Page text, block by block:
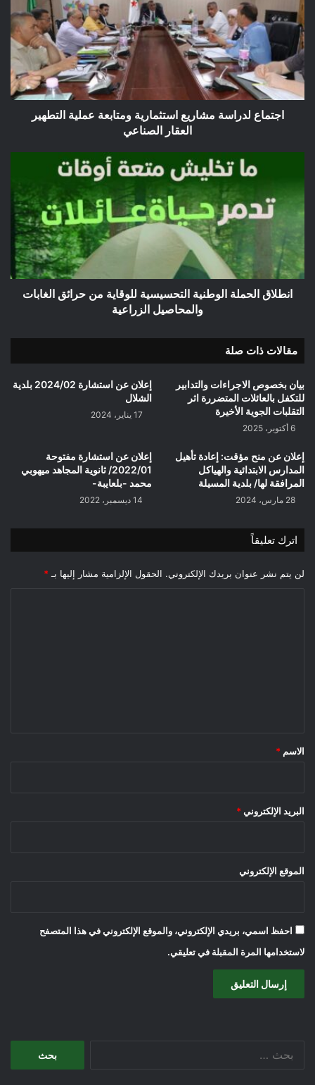
مشاريع
استثمارية
ومتابعة
عملية
التطهير
العقار
الصناعي
اجتماع لدراسة مشاريع استثمارية ومتابعة عملية التطهير
العقار الصناعي
التحسيسية
للوقاية
حرائق
الغابات
والمحاصيل
الزراعية
انطلاق الحملة الوطنية التحسيسية للوقاية من حرائق الغابات
والمحاصيل الزراعية
مقالات ذات صلة
بيان بخصوص الاجراءات والتدابير
للتكفل بالعائلات المتضررة اثر
التقلبات الجوية الأخيرة
6 أكتوبر، 2025
إعلان عن استشارة 2024/02 بلدية
الشلال
17 يناير، 2024
إعلان عن منح مؤقت: إعادة تأهيل
المدارس الابتدائية والهياكل
المرافقة لها/ بلدية المسيلة
28 مارس، 2024
إعلان عن استشارة مفتوحة
2022/01/ ثانوية المجاهد ميهوبي
محمد -بلعايبة-
14 ديسمبر، 2022
اترك تعليقاً
لن يتم نشر عنوان بريدك الإلكتروني. الحقول الإلزامية مشار إليها بـ *
*
الاسم *
البريد الإلكتروني *
الموقع الإلكتروني
احفظ اسمي، بريدي الإلكتروني، والموقع الإلكتروني في هذا المتصفح
لاستخدامها المرة المقبلة في تعليقي.